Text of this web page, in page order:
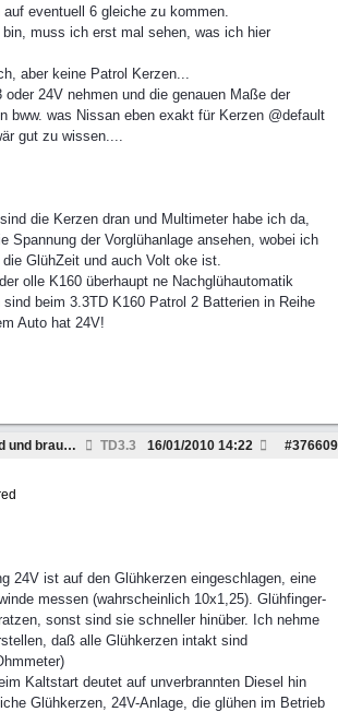
eventuell 6 gleiche zu kommen.
bin, muss ich erst mal sehen, was ich hier
aber keine Patrol Kerzen...
24V nehmen und die genauen Maße der
bww. was Nissan eben exakt für Kerzen @default
gut zu wissen....
die Kerzen dran und Multimeter habe ich da,
Spannung der Vorglühanlage ansehen, wobei ich
GlühZeit und auch Volt oke ist.
olle K160 überhaupt ne Nachglühautomatik
beim 3.3TD K160 Patrol 2 Batterien in Reihe
Auto hat 24V!
Re: Y 60 läuft Unrund und braucht viel Sprit TD3.3 #376609
16/01/2010 14:22
24V ist auf den Glühkerzen eingeschlagen, eine
messen (wahrscheinlich 10x1,25). Glühfinger-
sonst sind sie schneller hinüber. Ich nehme
daß alle Glühkerzen intakt sind
Kaltstart deutet auf unverbrannten Diesel hin
Glühkerzen, 24V-Anlage, die glühen im Betrieb